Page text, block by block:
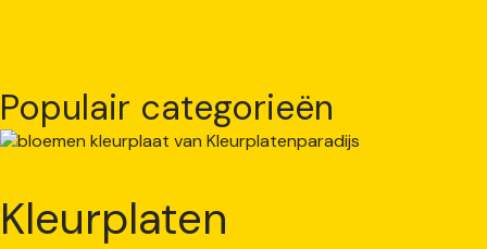
Populair categorieën
Kleurplaten